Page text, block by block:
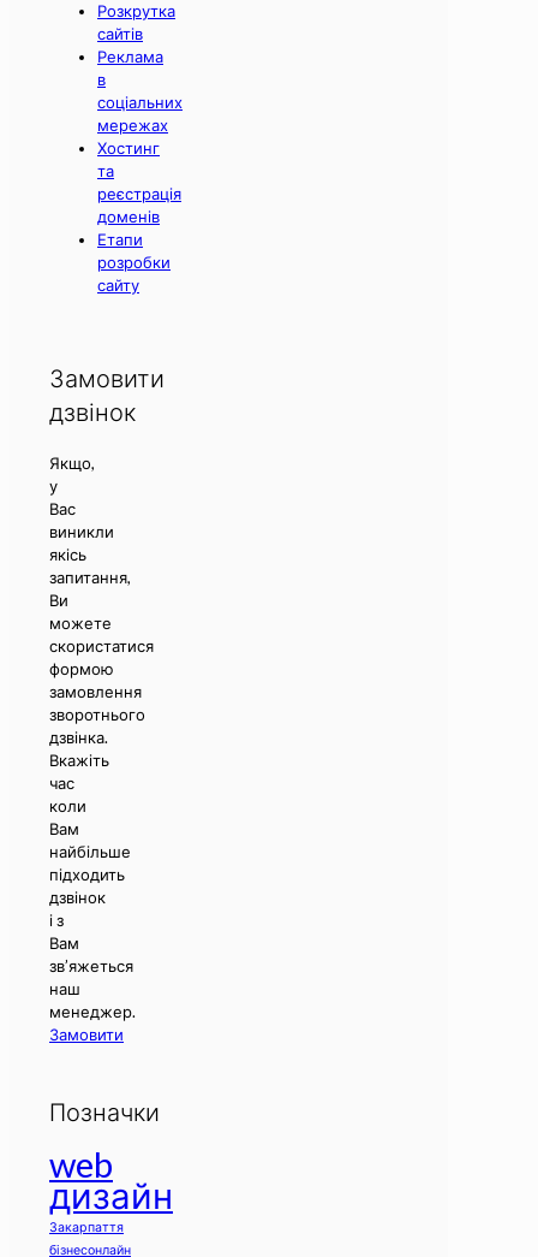
Розкрутка
сайтів
Реклама
в
соціальних
мережах
Хостинг
та
реєстрація
доменів
Етапи
розробки
сайту
Замовити
дзвінок
Якщо,
у
Вас
виникли
якісь
запитання,
Ви
можете
скористатися
формою
замовлення
зворотнього
дзвінка.
Вкажіть
час
коли
Вам
найбільше
підходить
дзвінок
і з
Вам
зв’яжеться
наш
менеджер.
Замовити
Позначки
web
дизайн
Закарпаття
бізнесонлайн